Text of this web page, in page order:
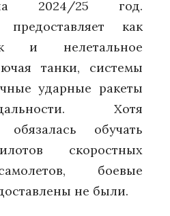
2024/25 год.
предоставляет как
и нелетальное
танки, системы
ударные ракеты
Хотя
обязалась обучать
скоростных
боевые
не были.